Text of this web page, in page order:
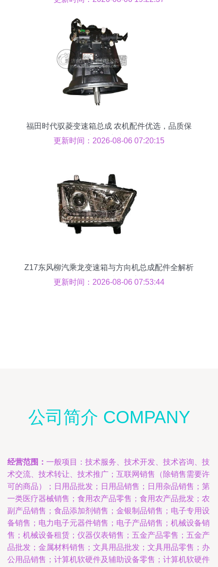
福田时代驭菱变速箱总成 农机配件优选，品质保
障，厂家直供
更新时间：2026-08-06 07:20:15
Z17东风柳汽乘龙变速箱与方向机总成配件全解析
批发价格、图片及厂家指南
更新时间：2026-08-06 07:53:44
公司简介 COMPANY
经营范围： 一般项目：技术服务、技术开发、技术咨询、技
术交流、技术转让、技术推广；互联网销售（除销售需要许
可的商品）；日用品批发；日用品销售；日用杂品销售；第
一类医疗器械销售；食用农产品零售；食用农产品批发；农
副产品销售；食品添加剂销售；金银制品销售；电子专用设
备销售；电力电子元器件销售；电子产品销售；机械设备销
售；机械设备租赁；仪器仪表销售；五金产品零售；五金产
品批发；金属材料销售；文具用品批发；文具用品零售；办
公用品销售；计算机软硬件及辅助设备零售；计算机软硬件